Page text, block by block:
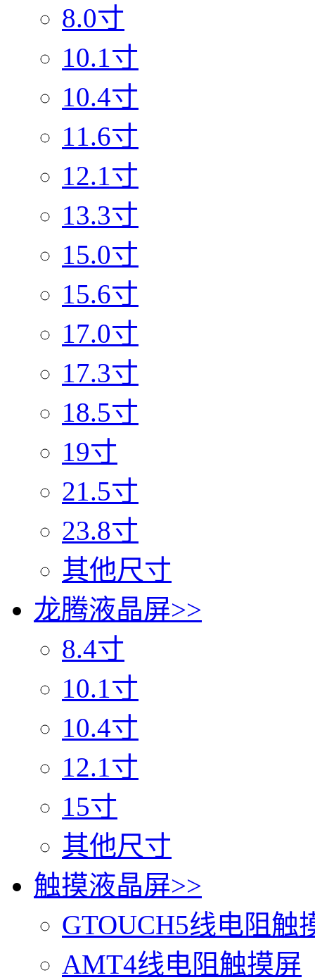
8.0寸
10.1寸
10.4寸
11.6寸
12.1寸
13.3寸
15.0寸
15.6寸
17.0寸
17.3寸
18.5寸
19寸
21.5寸
23.8寸
其他尺寸
龙腾液晶屏>>
8.4寸
10.1寸
10.4寸
12.1寸
15寸
其他尺寸
触摸液晶屏>>
GTOUCH5线电阻触
AMT4线电阻触摸屏